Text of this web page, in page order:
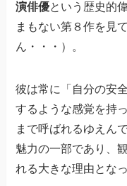
演俳優という歴史的
まもない第８作を見
ん・・・）。
彼は常に「自分の安
するような感覚を持
まで呼ばれるゆえん
魅力の一部であり、
れる大きな理由とな